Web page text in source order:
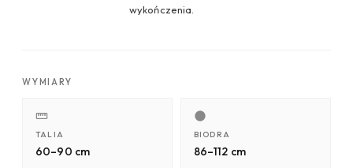
wykończenia.
WYMIARY
TALIA
60–90 cm
BIODRA
86–112 cm